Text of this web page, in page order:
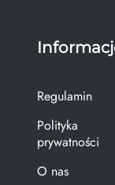
Regulamin
Polityka
prywatności
O nas